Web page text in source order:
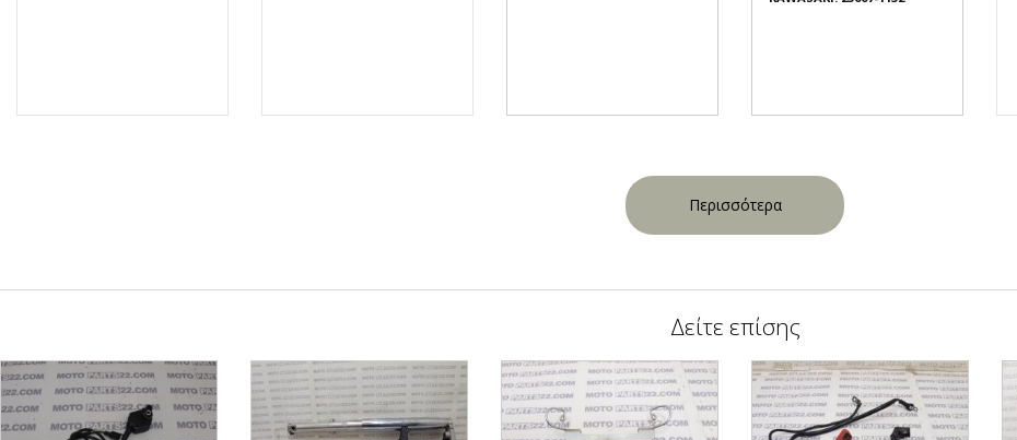
Περισσότερα
Δείτε επίσης